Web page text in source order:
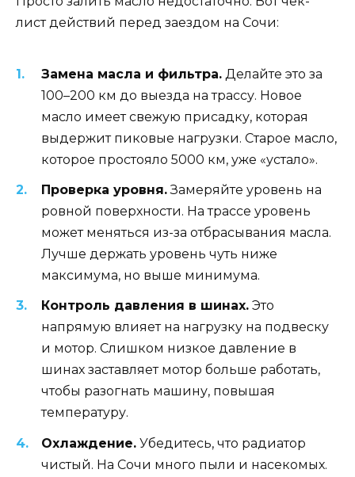
лист действий перед заездом на Сочи:
Замена масла и фильтра. Делайте это за
100–200 км до выезда на трассу. Новое
масло имеет свежую присадку, которая
выдержит пиковые нагрузки. Старое масло,
которое простояло 5000 км, уже «устало».
Проверка уровня.Замеряйте уровень на
ровной поверхности. На трассе уровень
может меняться из-за отбрасывания масла.
Лучше держать уровень чуть ниже
максимума, но выше минимума.
Контроль давления в шинах. Это
напрямую влияет на нагрузку на подвеску
и мотор. Слишком низкое давление в
шинах заставляет мотор больше работать,
чтобы разогнать машину, повышая
температуру.
Охлаждение. Убедитесь, что радиатор
чистый. На Сочи много пыли и насекомых.